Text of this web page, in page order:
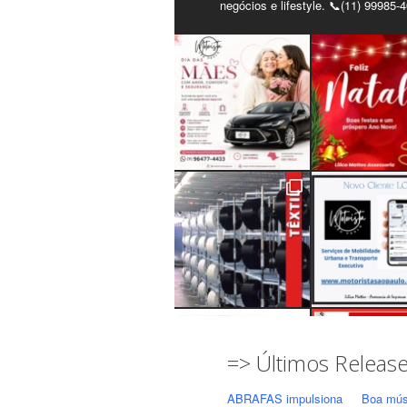
negócios e lifestyle. 📞(11) 99985-
=> Últimos
ABRAFAS impulsiona
Boa